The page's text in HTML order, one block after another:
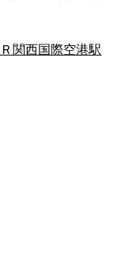
関西国際空港駅